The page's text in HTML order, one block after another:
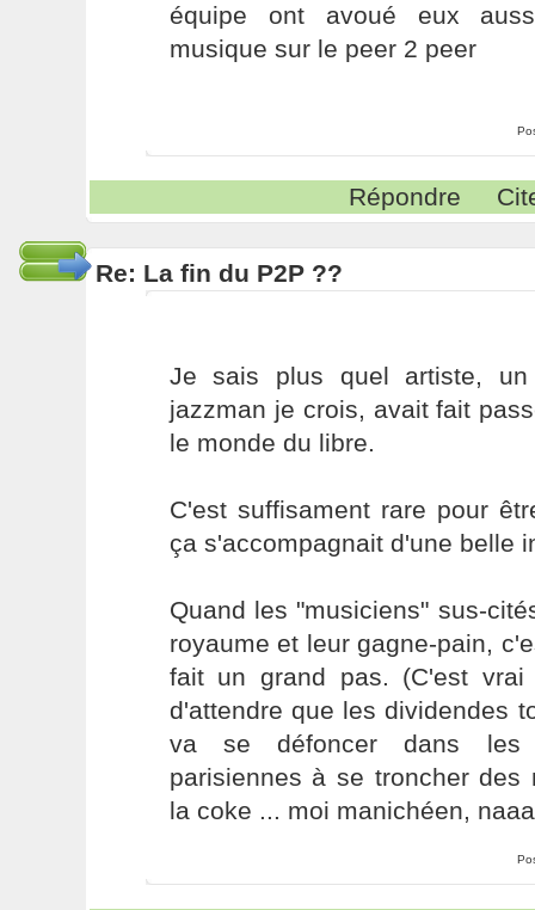
équipe ont avoué eux
musique sur le peer 2 peer
Répondre
Re: La fin du P2P ??
Je sais plus quel artiste, un
jazzman je crois, avait fait
le monde du libre.
C'est suffisament rare pour
ça s'accompagnait d'une belle
Quand les "musiciens" sus-
royaume et leur gagne-pain,
fait un grand pas. (C'est
d'attendre que les dividendes
va se défoncer dans les
parisiennes à se troncher des
la coke ... moi manichéen,